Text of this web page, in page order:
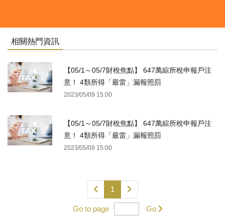
相關熱門資訊
【05/1～05/7財稅焦點】 647萬綜所稅申報戶注
意！ 4類所得「最雷」漏報照罰
2023/05/09 15:00
【05/1～05/7財稅焦點】 647萬綜所稅申報戶注
意！ 4類所得「最雷」漏報照罰
2023/05/09 15:00
1
Go to page Go